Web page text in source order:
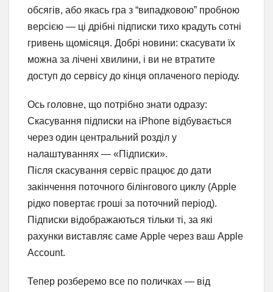
обсягів, або якась гра з “випадковою” пробною
версією — ці дрібні підписки тихо крадуть сотні
гривень щомісяця. Добрі новини: скасувати їх
можна за лічені хвилини, і ви не втратите
доступ до сервісу до кінця оплаченого періоду.
Ось головне, що потрібно знати одразу:
Скасування підписки на iPhone відбувається
через один центральний розділ у
налаштуваннях — «Підписки».
Після скасування сервіс працює до дати
закінчення поточного білінгового циклу (Apple
рідко повертає гроші за поточний період).
Підписки відображаються тільки ті, за які
рахунки виставляє саме Apple через ваш Apple
Account.
Тепер розберемо все по поличках — від